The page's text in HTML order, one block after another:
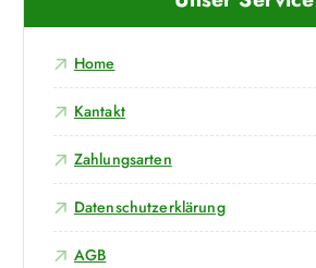
k Home
Kantakt
Zahlungsarten
Datenschutzerklärung
AGB